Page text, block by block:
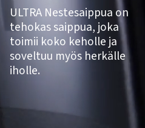
ULTRA Nestesaippua on
tehokas saippua, joka
toimii koko keholle ja
soveltuu myös herkälle
iholle.